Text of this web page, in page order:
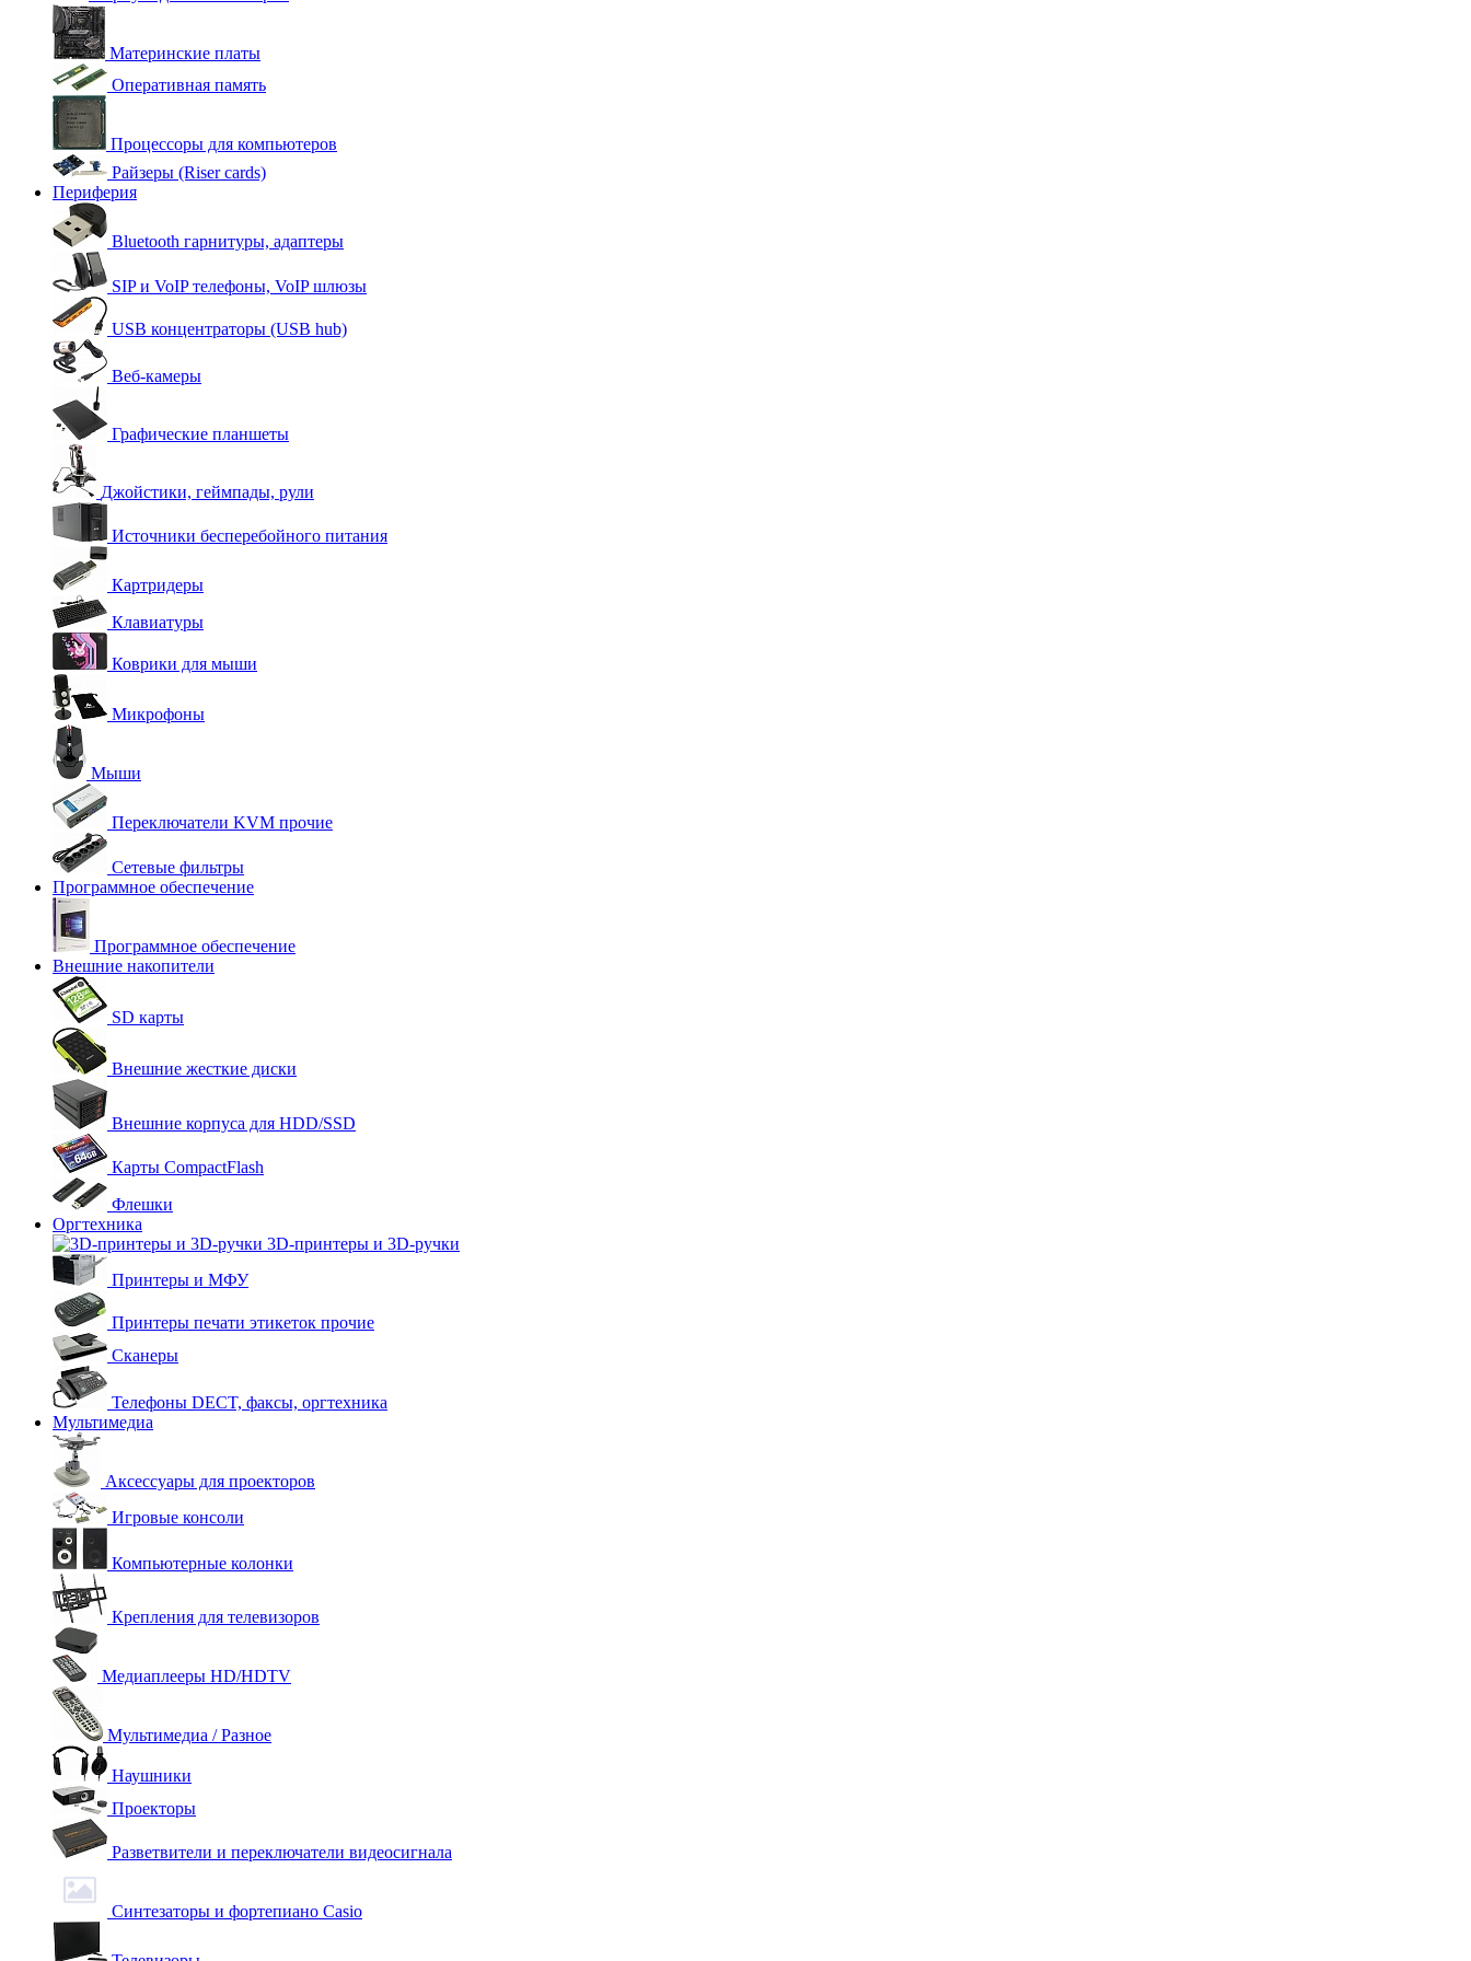
Материнские платы
Оперативная память
Процессоры для компьютеров
Райзеры (Riser cards)
Периферия
Bluetooth гарнитуры, адаптеры
SIP и VoIP телефоны, VoIP шлюзы
USB концентраторы (USB hub)
Веб-камеры
Графические планшеты
Джойстики, геймпады, рули
Источники бесперебойного питания
Картридеры
Клавиатуры
Коврики для мыши
Микрофоны
Мыши
Переключатели KVM прочие
Сетевые фильтры
Программное обеспечение
Программное обеспечение
Внешние накопители
SD карты
Внешние жесткие диски
Внешние корпуса для HDD/SSD
Карты CompactFlash
Флешки
Оргтехника
3D-принтеры и 3D-ручки
Принтеры и МФУ
Принтеры печати этикеток прочие
Сканеры
Телефоны DECT, факсы, оргтехника
Мультимедиа
Аксессуары для проекторов
Игровые консоли
Компьютерные колонки
Крепления для телевизоров
Медиаплееры HD/HDTV
Мультимедиа / Разное
Наушники
Проекторы
Разветвители и переключатели видеосигнала
Синтезаторы и фортепиано Casio